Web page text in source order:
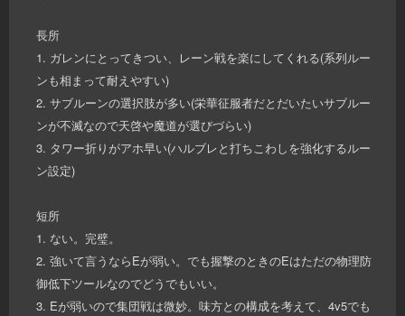
長所
1. ガレンにとってきつい、レーン戦を楽にしてくれる(系列ルー
ンも相まって耐えやすい)
2. サブルーンの選択肢が多い(栄華征服者だとだいたいサブルー
ンが不滅なので天啓や魔道が選びづらい)
3. タワー折りがアホ早い(ハルブレと打ちこわしを強化するルー
ン設定)
短所
1. ない。完璧。
2. 強いて言うならEが弱い。でも握撃のときのEはただの物理防
御低下ツールなのでどうでもいい。
3. Eが弱いので集団戦は微妙。味方との構成を考えて、4v5でも